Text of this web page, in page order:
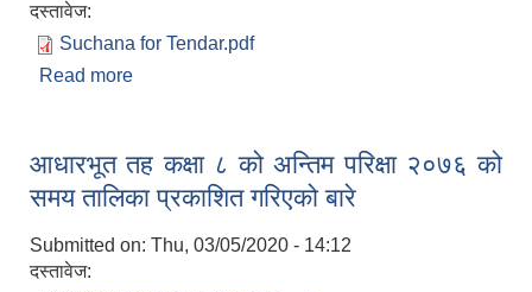
दस्तावेज:
Suchana for Tendar.pdf
Read more
आधारभूत तह कक्षा ८ को अन्तिम परिक्षा २०७६ को
समय तालिका प्रकाशित गरिएको बारे
Submitted on: Thu, 03/05/2020 - 14:12
दस्तावेज: